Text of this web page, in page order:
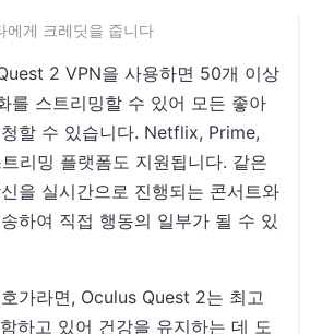
에게 크레딧을 줍니다
2 VPN을 사용하면 50개 이상
를 스트리밍할 수 있어 모든 좋아
할 수 있습니다. Netflix, Prime,
리밍 플랫폼도 지원됩니다. 같은
을 실시간으로 진행되는 콘서트와
하여 직접 행동의 일부가 될 수 있
가라면, Oculus Quest 2는 최고
하고 있어 건강을 유지하는 데 도